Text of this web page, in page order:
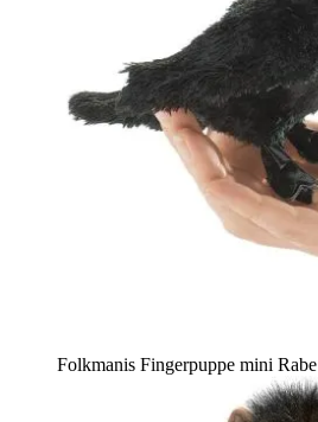
Folkmanis Fingerpuppe mini Rabe